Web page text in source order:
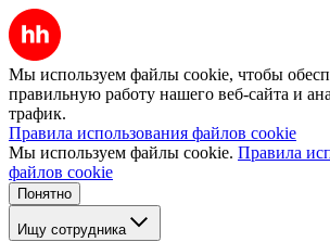
Мы используем файлы cookie, чтобы
правильную работу нашего веб-сайта и
трафик.
Правила использования файлов cookie
Мы используем файлы cookie. Правила
файлов cookie
Понятно
Ищу сотрудника